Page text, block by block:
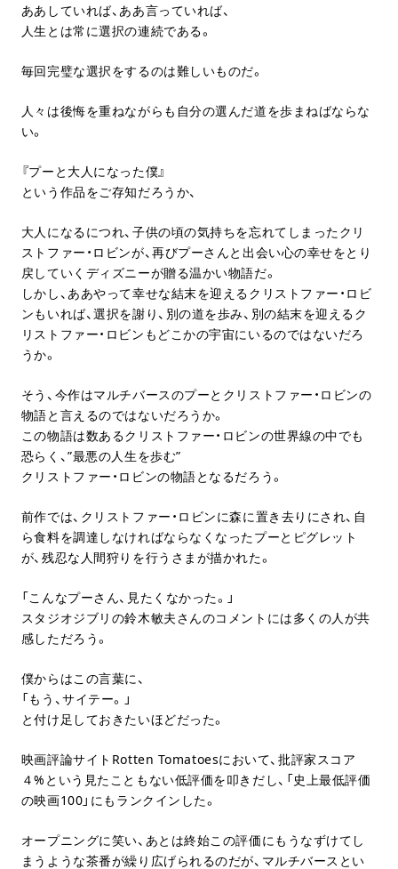
ああしていれば、ああ言っていれば、
人生とは常に選択の連続である。
毎回完璧な選択をするのは難しいものだ。
人々は後悔を重ねながらも自分の選んだ道を歩まねばならな
い。
『プーと大人になった僕』
という作品をご存知だろうか、
大人になるにつれ、子供の頃の気持ちを忘れてしまったクリ
ストファー・ロビンが、再びプーさんと出会い心の幸せをとり
戻していくディズニーが贈る温かい物語だ。
しかし、ああやって幸せな結末を迎えるクリストファー・ロビ
ンもいれば、選択を謝り、別の道を歩み、別の結末を迎えるク
リストファー・ロビンもどこかの宇宙にいるのではないだろ
うか。
そう、今作はマルチバースのプーとクリストファー・ロビンの
物語と言えるのではないだろうか。
この物語は数あるクリストファー・ロビンの世界線の中でも
恐らく、”最悪の人生を歩む”
クリストファー・ロビンの物語となるだろう。
前作では、クリストファー・ロビンに森に置き去りにされ、自
ら食料を調達しなければならなくなったプーとピグレット
が、残忍な人間狩りを行うさまが描かれた。
「こんなプーさん、見たくなかった。」
スタジオジブリの鈴木敏夫さんのコメントには多くの人が共
感しただろう。
僕からはこの言葉に、
「もう、サイテー。」
と付け足しておきたいほどだった。
映画評論サイトRotten Tomatoesにおいて、批評家スコア
４%という見たこともない低評価を叩きだし、「史上最低評価
の映画100」にもランクインした。
オープニングに笑い、あとは終始この評価にもうなずけてし
まうような茶番が繰り広げられるのだが、マルチバースとい